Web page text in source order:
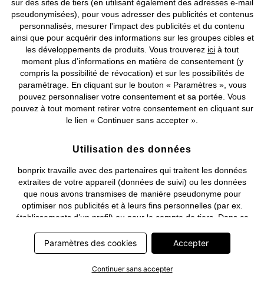
©2026 bonprix.Tous droits réservés.
Deutsch Français
sur des sites de tiers (en utilisant également des adresses e-mail
pseudonymisées), pour vous adresser des publicités et contenus
personnalisés, mesurer l'impact des publicités et du contenu
ainsi que pour acquérir des informations sur les groupes cibles et
les développements de produits. Vous trouverez ici à tout
moment plus d’informations en matière de consentement (y
compris la possibilité de révocation) et sur les possibilités de
paramétrage. En cliquant sur le bouton « Paramètres », vous
pouvez personnaliser votre consentement et sa portée. Vous
pouvez à tout moment retirer votre consentement en cliquant sur
le lien « Continuer sans accepter ».
Utilisation des données
bonprix travaille avec des partenaires qui traitent les données
extraites de votre appareil (données de suivi) ou les données
que nous avons transmises de manière pseudonyme pour
optimiser nos publicités et à leurs fins personnelles (par ex.
établissements d’un profil) ou pour le compte de tiers. Dans ce
transmission de vos données pseudonymisées mais également
le traitement ultérieur de ces données par ce prestataire
nécessitent un consentement. Les données de suivi seront alors
collectées ou vos données pseudonymisées seront alors
Paramètres des cookies Accepter
Continuer sans accepter